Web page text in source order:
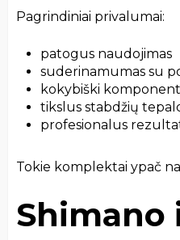
Pagrindiniai privalumai:
patogus naudojimas
suderinamumas su
kokybiški
tikslus stabdžių
profesionalus
Tokie komplektai ypač
Shimano